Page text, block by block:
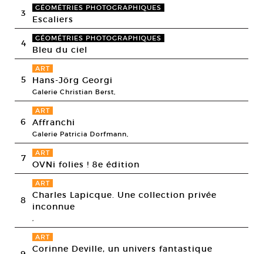
3 GÉOMÉTRIES PHOTOGRAPHIQUES
Escaliers
4 GÉOMÉTRIES PHOTOGRAPHIQUES
Bleu du ciel
5
ART
Hans-Jörg Georgi
Galerie Christian Berst,
6
ART
Affranchi
Galerie Patricia Dorfmann,
7 ART
OVNi folies ! 8e édition
8
ART
Charles Lapicque. Une collection privée
inconnue
,
ART
Corinne Deville, un univers fantastique